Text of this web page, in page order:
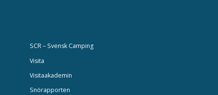
SCR – Svensk Camping
Visita
Visitaakademin
Snörapporten